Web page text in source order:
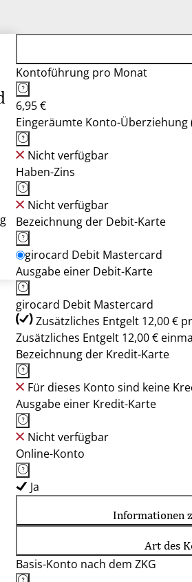
Kontoführung pro Monat
6,95 €
Eingeräumte Konto-Überziehung
Nicht verfügbar
Haben-Zins
Nicht verfügbar
Bezeichnung der Debit-Karte
girocard Debit Mastercard
Ausgabe einer Debit-Karte
girocard Debit Mastercard
Zusätzliches Entgelt 12,00 €
Zusätzliches Entgelt 12,00 €
Bezeichnung der Kredit-Karte
Für dieses Konto sind keine
Ausgabe einer Kredit-Karte
Nicht verfügbar
Online-Konto
Ja
Informationen
Art des
Basis-Konto nach dem ZKG